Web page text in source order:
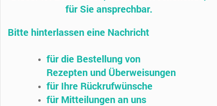
für Sie ansprechbar.
Bitte hinterlassen eine Nachricht
für die Bestellung von
Rezepten und Überweisungen
für Ihre Rückrufwünsche
für Mitteilungen an uns